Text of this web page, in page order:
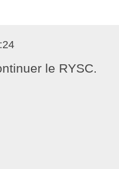
le RYSC.